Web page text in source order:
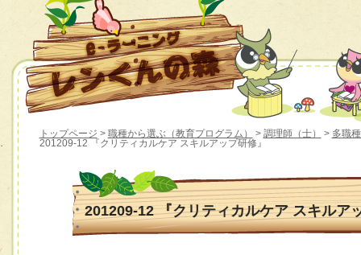
トップページ > 職種から選ぶ（教育プログラム） > 調理師（士） > 多職
201209-12 『クリティカルケア スキルアップ研修』
201209-12 『クリティカルケア スキルア